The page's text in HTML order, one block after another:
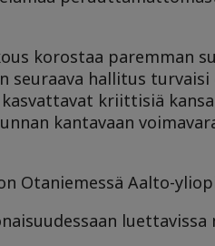
korostaa paremman
seuraava hallitus
kriittisiä
kantavaan
Otaniemessä Aalto-
luettavissa